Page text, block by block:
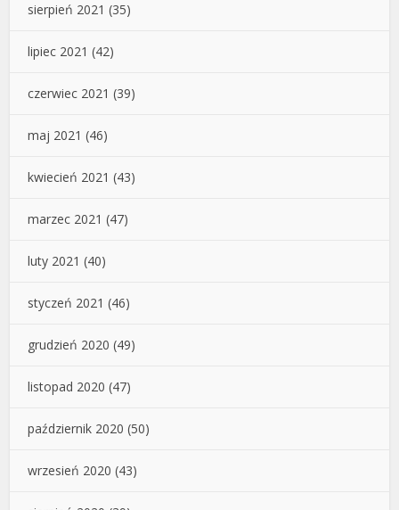
sierpień 2021 (35)
lipiec 2021 (42)
czerwiec 2021 (39)
maj 2021 (46)
kwiecień 2021 (43)
marzec 2021 (47)
luty 2021 (40)
styczeń 2021 (46)
grudzień 2020 (49)
listopad 2020 (47)
październik 2020 (50)
wrzesień 2020 (43)